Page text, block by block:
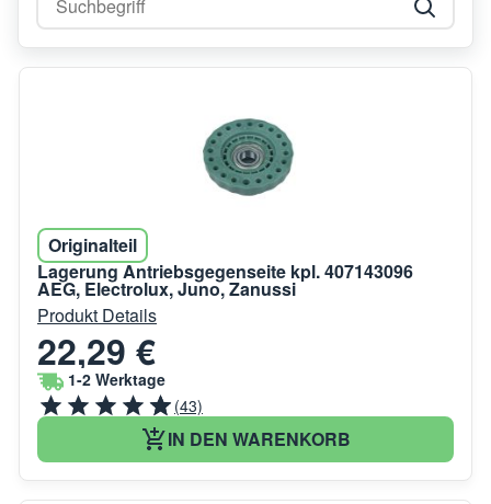
Originalteil
Lagerung Antriebsgegenseite kpl. 407143096
AEG, Electrolux, Juno, Zanussi
Produkt Details
22,29 €
1-2 Werktage
(43)
IN DEN WARENKORB